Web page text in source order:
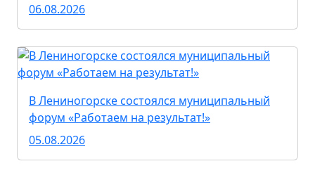
06.08.2026
В Лениногорске состоялся муниципальный
форум «Работаем на результат!»
05.08.2026